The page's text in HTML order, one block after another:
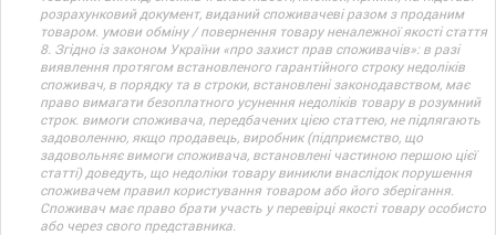
розрахунковий документ, виданий споживачеві разом з проданим
товаром. умови обміну / повернення товару неналежної якості стаття
8. Згідно із законом України «про захист прав споживачів»: в разі
виявлення протягом встановленого гарантійного строку недоліків
споживач, в порядку та в строки, встановлені законодавством, має
право вимагати безоплатного усунення недоліків товару в розумний
строк. вимоги споживача, передбачених цією статтею, не підлягають
задоволенню, якщо продавець, виробник (підприємство, що
задовольняє вимоги споживача, встановлені частиною першою цієї
статті) доведуть, що недоліки товару виникли внаслідок порушення
споживачем правил користування товаром або його зберігання.
Споживач має право брати участь у перевірці якості товару особисто
або через свого представника.